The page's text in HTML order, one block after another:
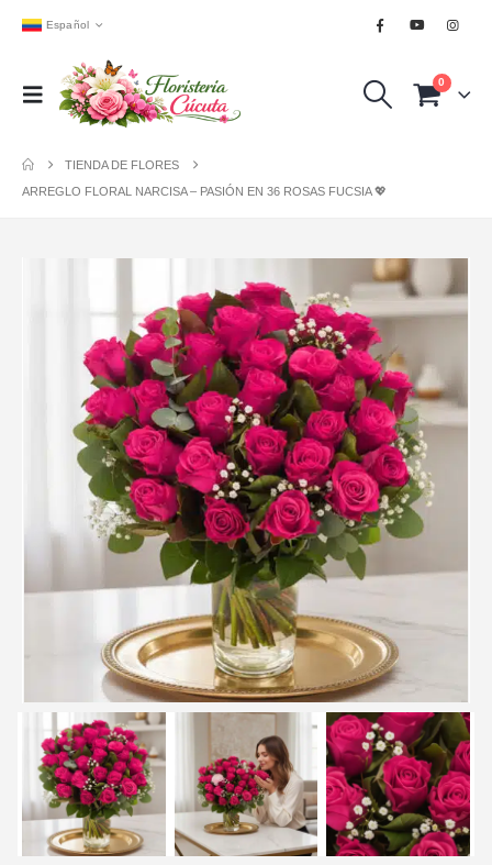
Español
0
TIENDA DE FLORES
ARREGLO FLORAL NARCISA – PASIÓN EN 36 ROSAS FUCSIA 💖